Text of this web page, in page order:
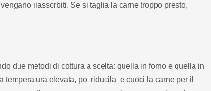
riassorbiti. Se si taglia la carne troppo presto,
due metodi di cottura a scelta: quella in forno e quella in
temperatura elevata, poi riducila e cuoci la carne per il